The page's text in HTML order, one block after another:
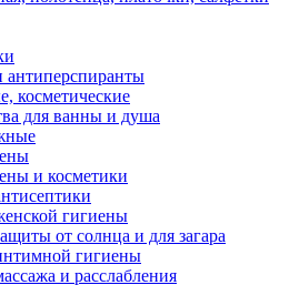
антиперспиранты
косметические
для ванны и душа
и косметики
гигиены
от солнца и для загара
гигиены
и расслабления